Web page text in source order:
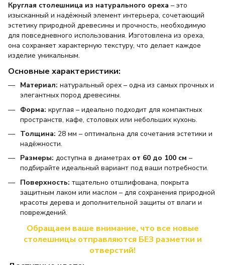
Круглая столешница из натурального ореха – это
изысканный и надёжный элемент интерьера, сочетающий
эстетику природной древесины и прочность, необходимую
для повседневного использования. Изготовлена из ореха,
она сохраняет характерную текстуру, что делает каждое
изделие уникальным.
Основные характеристики:
Материал: натуральный орех – одна из самых прочных и
элегантных пород древесины.
Форма: круглая – идеально подходит для компактных
пространств, кафе, столовых или небольших кухонь.
Толщина: 28 мм – оптимальна для сочетания эстетики и
надёжности.
Размеры: доступна в диаметрах от 60 до 100 см –
подбирайте идеальный вариант под ваши потребности.
Поверхность: тщательно отшлифована, покрыта
защитным лаком или маслом – для сохранения природной
красоты дерева и дополнительной защиты от влаги и
повреждений.
Обращаем ваше внимание, что все новые
столешницы отправляются БЕЗ разметки и
отверстий!